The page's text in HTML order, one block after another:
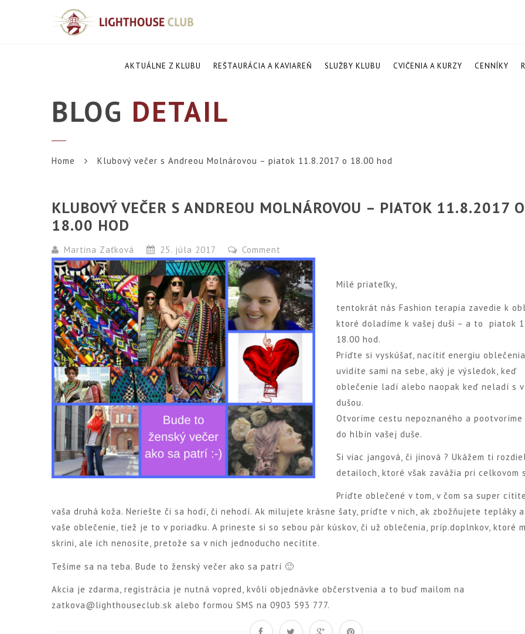
AKTUÁLNE Z KLUBU REŠTAURÁCIA A KAVIAREŇ SLUŽBY KLUBU CVIČENIA A KURZY CENNÍKY
BLOG DETAIL
Home Klubový večer s Andreou Molnárovou – piatok 11.8.2017 o 18.00 hod
KLUBOVÝ VEČER S ANDREOU MOLNÁROVOU – PIATOK 11.8.2017 O
18.00 HOD
Martina Zaťková 25. júla 2017 Comment
Milé priateľky,
tentokrát nás Fashion terapia zavedie k
ktoré doladíme k vašej duši – a to piatok
18.00 hod.
Príďte si vyskúšať, nacítiť energiu
uvidíte sami na sebe, aký je výsledok, keď
oblečenie ladí alebo naopak keď neladí s
dušou.
Otvoríme cestu nepoznaného a
do hlbín vašej duše.
Si viac jangová, či jinová ? Ukážem ti
detailoch, ktoré však zavážia pri celkovom
Príďte oblečené v tom, v čom sa super
vaša druhá koža. Neriešte či sa hodí, či nehodí. Ak milujete krásne šaty, príďte v nich, ak zbožňujete tepláky
vaše oblečenie, tiež je to v poriadku. A prineste si so sebou pár kúskov, či už oblečenia, príp.doplnkov, ktoré
skrini, ale ich nenosíte, pretože sa v nich jednoducho necítite.
Tešíme sa na teba. Bude to ženský večer ako sa patrí 🙂
Akcia je zdarma, registrácia je nutná vopred, kvôli objednávke občerstvenia a to buď mailom na
zatkova@lighthouseclub.sk alebo formou SMS na 0903 593 777.